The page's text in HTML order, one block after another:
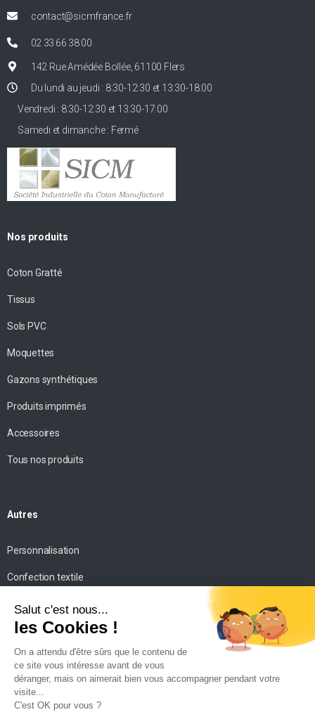
contact@sicmfrance.fr
02 33 66 38 00
142 Rue Amédée Bollée, 61100 Flers
Du lundi au jeudi : 8:30-12:30 et 13:30-18:00
Vendredi : 8:30-12:30 et 13:30-17:00
Samedi et dimanche : Fermé
Nos produits
Coton Gratté
Tissus
Sols PVC
Moquettes
Gazons synthétiques
Produits imprimés
Accessoires
Tous nos produits
Autres
Personnalisation
Confection textile
Impression personnalisée
Mise en scène
Conseils
Contact